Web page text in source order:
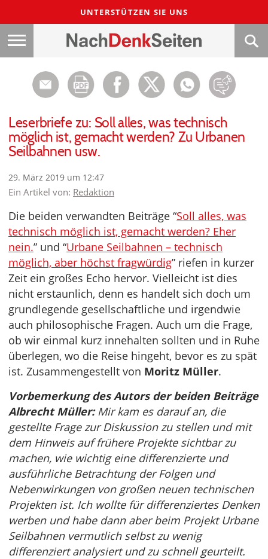
UNTERSTÜTZEN SIE UNS
Leserbriefe zu: Soll alles, was technisch
möglich ist, gemacht werden? Zu Urbanen
Seilbahnen usw.
29. März 2019 um 12:47
Ein Artikel von: Redaktion
Die beiden verwandten Beiträge “Soll alles, was
technisch möglich ist, gemacht werden? Eher
nein.” und “Urbane Seilbahnen – technisch
möglich, aber höchst fragwürdig” riefen in kurzer
Zeit ein großes Echo hervor. Vielleicht ist dies
nicht erstaunlich, denn es handelt sich doch um
grundlegende gesellschaftliche und irgendwie
auch philosophische Fragen. Auch um die Frage,
ob wir einmal kurz innehalten sollten und in Ruhe
überlegen, wo die Reise hingeht, bevor es zu spät
ist. Zusammengestellt von Moritz Müller.
Vorbemerkung des Autors der beiden Beiträge
Albrecht Müller:Mir kam es darauf an, die
gestellte Frage zur Diskussion zu stellen und mit
dem Hinweis auf frühere Projekte sichtbar zu
machen, wie wichtig eine differenzierte und
ausführliche Betrachtung der Folgen und
Nebenwirkungen von großen neuen technischen
Projekten ist. Ich wollte für differenziertes Denken
werben und habe dann aber beim Projekt Urbane
Seilbahnen vermutlich selbst zu wenig
differenziert analysiert und zu schnell geurteilt.